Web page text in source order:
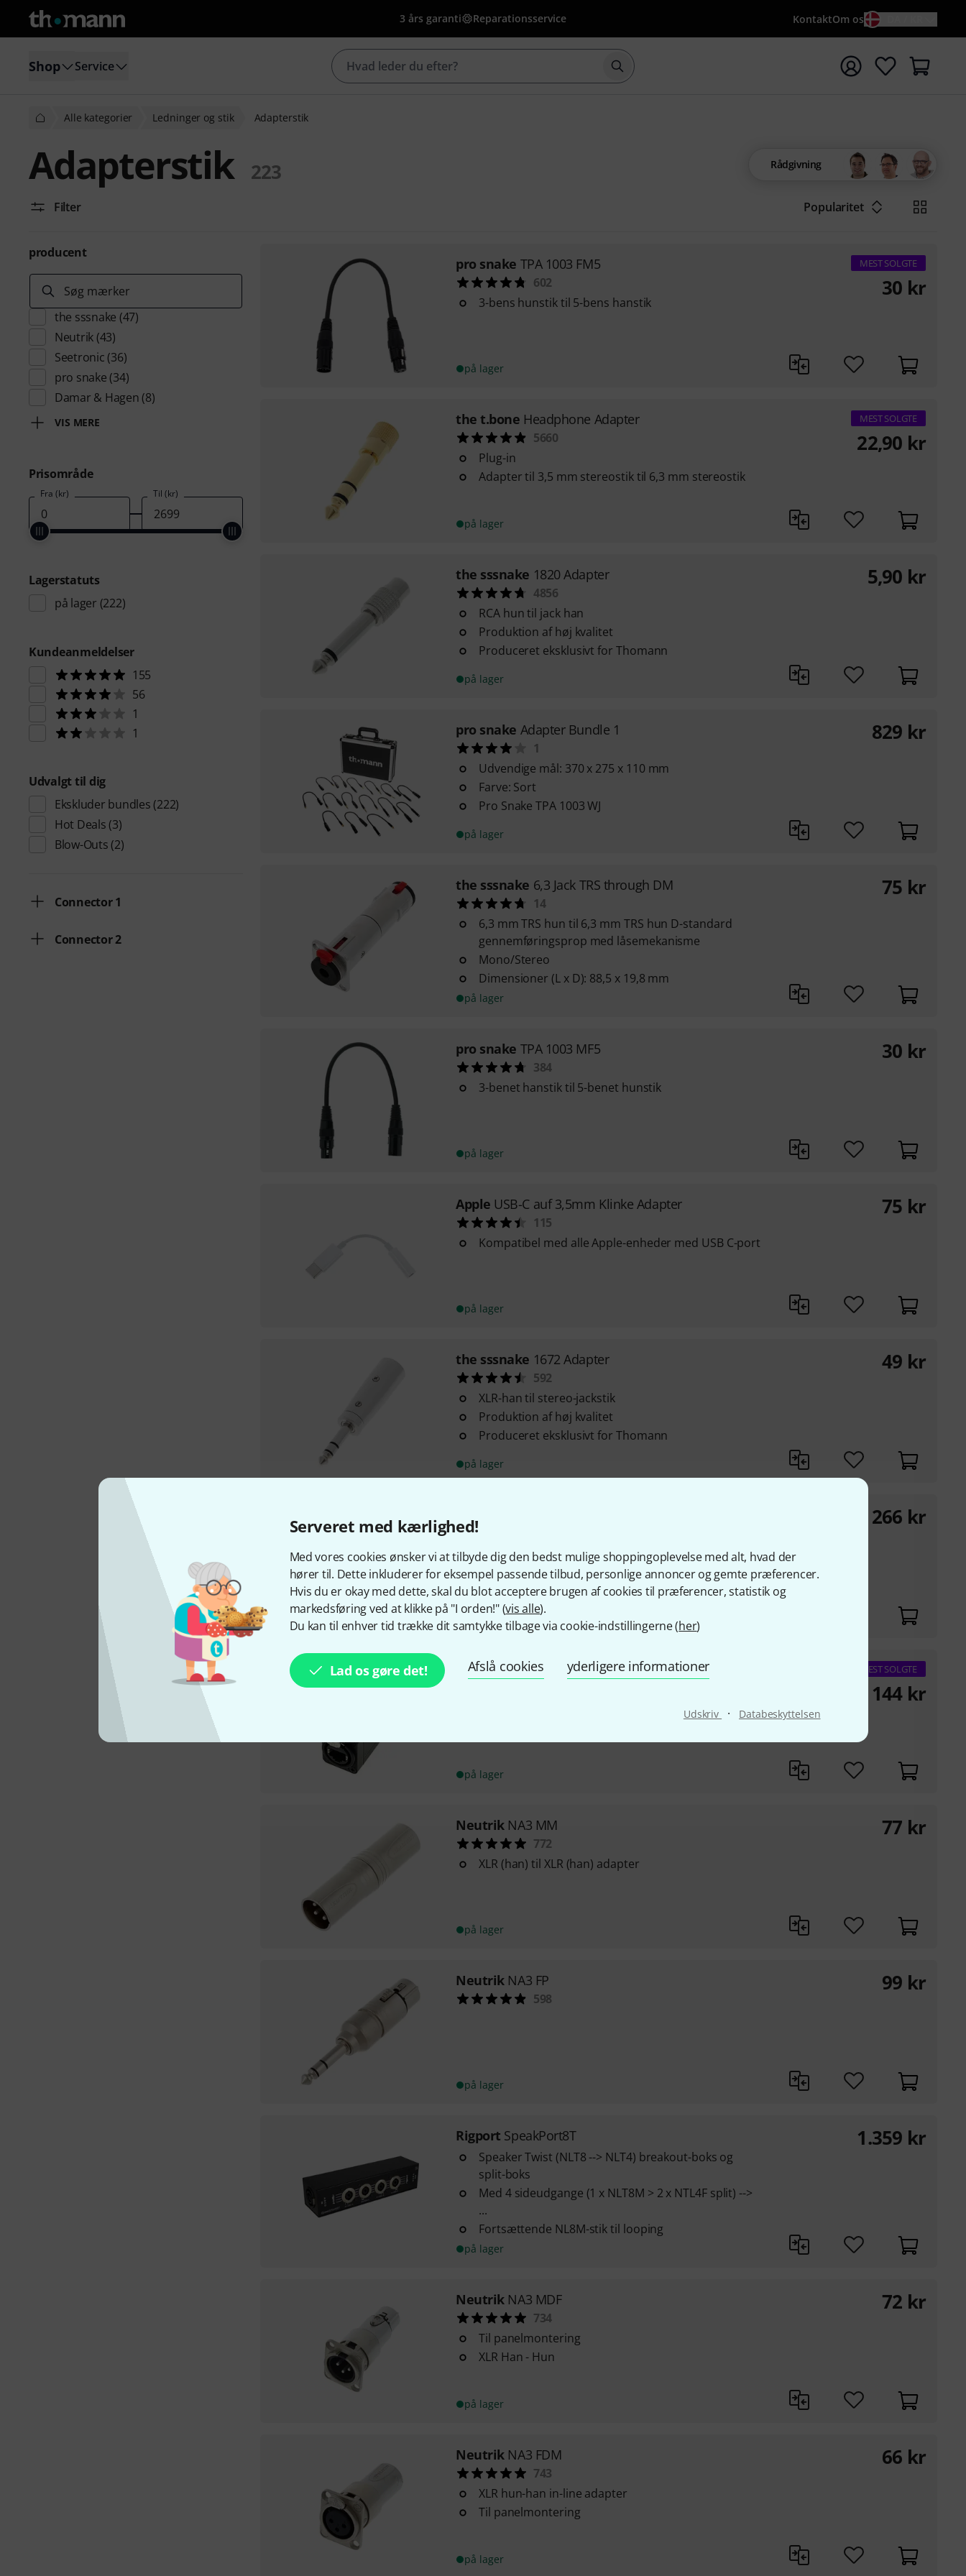
Serveret med kærlighed!
Med vores cookies ønsker vi at tilbyde dig den bedst mulige shoppingoplevelse med alt, hvad der
hører til. Dette inkluderer for eksempel passende tilbud, personlige annoncer og gemte præferencer.
Hvis du er okay med dette, skal du blot acceptere brugen af cookies til præferencer, statistik og
markedsføring ved at klikke på "I orden!" (vis alle).
Du kan til enhver tid trække dit samtykke tilbage via cookie-indstillingerne (her)
Lad os gøre det! Afslå cookies yderligere informationer
Udskriv · Databeskyttelsen
3 års garanti Reparationsservice KontaktOm os
Shop Service Start søgning med søgeord {searchTerm}
Alle kategorier Ledninger og stik Adapterstik
Adapterstik 223 Rådgivning
Filter Popularitet
producent
Søg mærker
the sssnake (47)
Neutrik (43)
Seetronic (36)
pro snake (34)
Damar & Hagen (8)
VIS MERE
Prisområde
Fra (kr) Til (kr)
Lagerstatuts
på lager (222)
Kundeanmeldelser
155
56
1
1
Udvalgt til dig
Ekskluder bundles (222)
Hot Deals (3)
Blow-Outs (2)
Connector 1
Connector 2
pro snake TPA 1003 FM5
602
3-bens hunstik til 5-bens hanstik
på lager
MEST SOLGTE
30 kr
the t.bone Headphone Adapter
5660
Plug-in
Adapter til 3,5 mm stereostik til 6,3 mm stereostik
på lager
MEST SOLGTE
22,90 kr
the sssnake 1820 Adapter
4856
RCA hun til jack han
Produktion af høj kvalitet
Produceret eksklusivt for Thomann
på lager
5,90 kr
pro snake Adapter Bundle 1
1
Udvendige mål: 370 x 275 x 110 mm
Farve: Sort
Pro Snake TPA 1003 WJ
på lager
829 kr
the sssnake 6,3 Jack TRS through DM
14
6,3 mm TRS hun til 6,3 mm TRS hun D-standard
gennemføringsprop med låsemekanisme
Mono/Stereo
Dimensioner (L x D): 88,5 x 19,8 mm
på lager
75 kr
pro snake TPA 1003 MF5
384
3-benet hanstik til 5-benet hunstik
på lager
30 kr
Apple USB-C auf 3,5mm Klinke Adapter
115
Kompatibel med alle Apple-enheder med USB C-port
på lager
75 kr
the sssnake 1672 Adapter
592
XLR-han til stereo-jackstik
Produktion af høj kvalitet
Produceret eksklusivt for Thomann
på lager
49 kr
Meget kompakt Speaker Twist (NL4M) breakout-boks
Med 2 sideudtag
1 x 1:1 udgang og 1 x BiAmped udgang (1+ - og ...
på lager
266 kr
NeutrikNE8 FF
på lager
MEST SOLGTE
144 kr
Neutrik NA3 MM
772
XLR (han) til XLR (han) adapter
på lager
77 kr
Neutrik NA3 FP
598
på lager
99 kr
Rigport SpeakPort8T
Speaker Twist (NLT8 --> NLT4) breakout-boks og
split-boks
Med 4 sideudgange (1 x NLT8M > 2 x NTL4F split) -->
...
Fortsættende NL8M-stik til looping
på lager
1.359 kr
Neutrik NA3 MDF
734
Til panelmontering
XLR Han - Hun
på lager
72 kr
Neutrik NA3 FDM
743
XLR hun-han in-line adapter
Til panelmontering
på lager
66 kr